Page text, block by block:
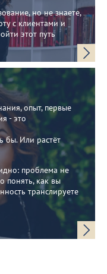
но не знаете,
с клиентами и
этот путь
опыт, первые
- это
бы. Или растёт
проблема не
понять, как вы
транслируете